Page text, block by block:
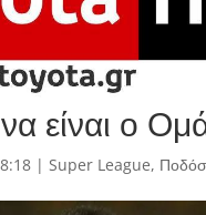
είναι ο
| Super League,